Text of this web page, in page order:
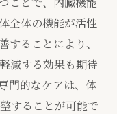
全体の機能が活性
することにより、
減する効果も期待
門的なケアは、体
することが可能で